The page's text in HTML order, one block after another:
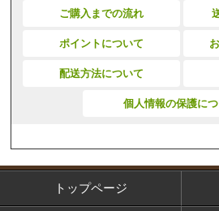
ご購入までの流れ
ポイントについて
配送方法について
個人情報の保護に
トップページ